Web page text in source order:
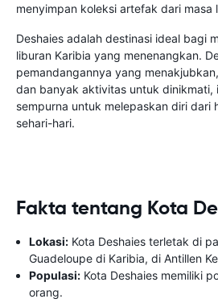
menyimpan koleksi artefak dari masa
Deshaies adalah destinasi ideal bagi
liburan Karibia yang menenangkan.
pemandangannya yang
dan banyak aktivitas untuk dinikmati,
sempurna untuk melepaskan diri dari
sehari-hari.
Fakta tentang Kota
Lokasi: Kota Deshaies terletak di
Guadeloupe di Karibia, di Antillen
Populasi: Kota Deshaies memiliki
orang.